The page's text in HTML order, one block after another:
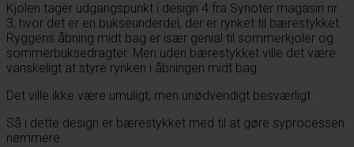
Kjolen tager udgangspunkt i design 4 fra Synoter magasin nr.
3, hvor det er en bukseunderdel, der er rynket til bærestykket.
Ryggens åbning midt bag er især genial til sommerkjoler og
sommerbuksedragter. Men uden bærestykket ville det være
vanskeligt at styre rynken i åbningen midt bag.
Det ville ikke være umuligt, men unødvendigt besværligt.
Så i dette design er bærestykket med til at gøre syprocessen
nemmere.